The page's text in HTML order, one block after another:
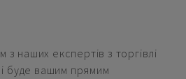
з наших експертів з торгівлі
буде вашим прямим